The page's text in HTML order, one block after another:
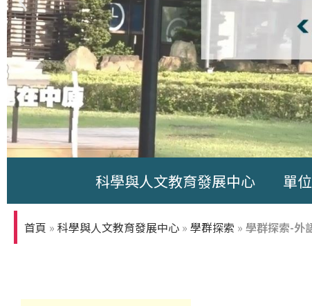
中原大學-你
知多少
科學與人文教育發展中心 單
首頁 » 科學與人文教育發展中心 » 學群探索 » 學群探索-外